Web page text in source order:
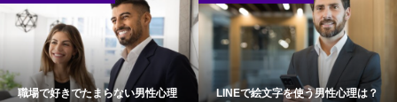
職場で好きでたまらない男性心理
LINEで絵文字を使う男性心理は？